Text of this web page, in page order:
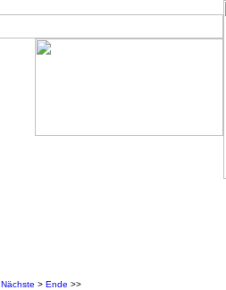
Nächste > Ende >>